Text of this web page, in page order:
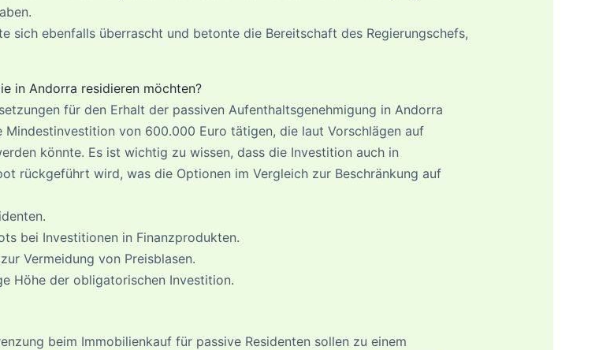
sich ebenfalls überrascht und betonte die Bereitschaft des Regierungschefs,
in Andorra residieren möchten?
für den Erhalt der passiven Aufenthaltsgenehmigung in Andorra
Mindestinvestition von 600.000 Euro tätigen, die laut Vorschlägen auf
könnte. Es ist wichtig zu wissen, dass die Investition auch in
rückgeführt wird, was die Optionen im Vergleich zur Beschränkung auf
bei Investitionen in Finanzprodukten.
Vermeidung von Preisblasen.
Höhe der obligatorischen Investition.
beim Immobilienkauf für passive Residenten sollen zu einem